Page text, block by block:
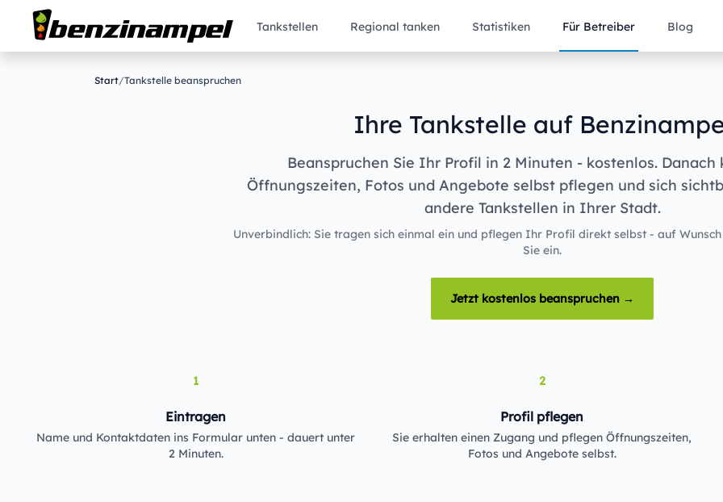
Tankstellen Regional tanken Statistiken Für Betreiber Blog
Start/Tankstelle beanspruchen
Ihre Tankstelle auf
Beanspruchen Sie Ihr Profil in 2 Minuten - kostenlos. Danach
Öffnungszeiten, Fotos und Angebote selbst pflegen und sich
andere Tankstellen in Ihrer Stadt.
Unverbindlich: Sie tragen sich einmal ein und pflegen Ihr Profil direkt selbst - auf
Sie ein.
Jetzt kostenlos beanspruchen →
1
Eintragen
Name und Kontaktdaten ins Formular unten - dauert unter
2 Minuten.
2
Profil pflegen
Sie erhalten einen Zugang und pflegen Öffnungszeiten,
Fotos und Angebote selbst.